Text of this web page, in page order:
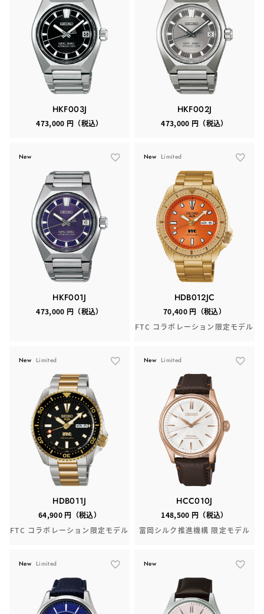
HKF003J
473,000 円（税込）
HKF002J
473,000 円（税込）
New
HKF001J
473,000 円（税込）
New Limited
HDB012JC
70,400 円（税込）
FTC コラボレーション限定モデル
New Limited
HDB011J
64,900 円（税込）
FTC コラボレーション限定モデル
New Limited
HCC010J
148,500 円（税込）
富岡シルク推進機構 限定モデル
New Limited New